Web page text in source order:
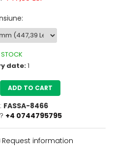
:
date:1
ADD TO CART
FASSA-8466
+4 0744795795
Request information